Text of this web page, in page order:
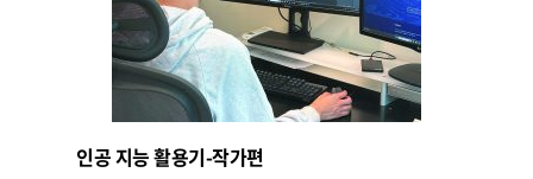
인공 지능 활용기-작가편